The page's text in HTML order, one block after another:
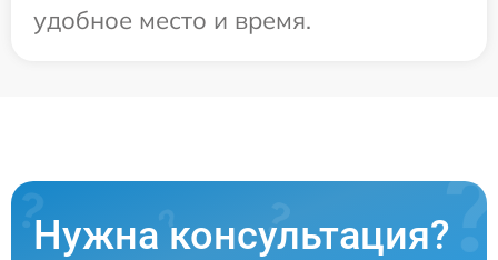
удобное место и время.
Нужна консультация?